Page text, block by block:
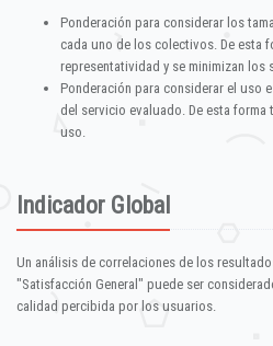
Ponderación para considerar los
cada uno de los colectivos. De esta
representatividad y se minimizan los
Ponderación para considerar el uso
del servicio evaluado. De esta forma
uso.
Indicador Global
Un análisis de correlaciones de los
"Satisfacción General" puede ser
calidad percibida por los usuarios.